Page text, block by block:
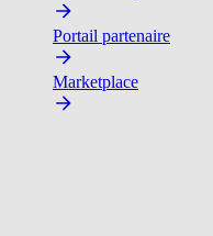
Portail partenaire
Marketplace